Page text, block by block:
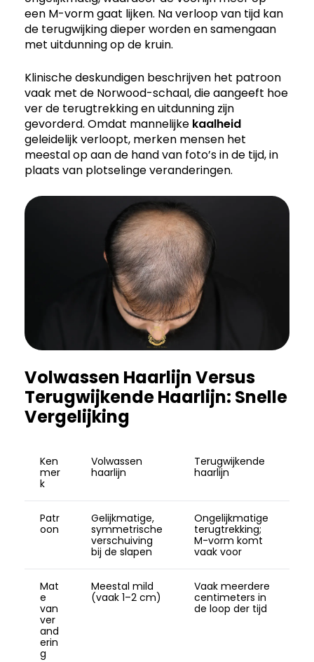
een M-vorm gaat lijken. Na verloop van tijd kan
de terugwijking dieper worden en samengaan
met uitdunning op de kruin.
Klinische deskundigen beschrijven het patroon
vaak met de Norwood-schaal, die aangeeft hoe
ver de terugtrekking en uitdunning zijn
gevorderd. Omdat mannelijke kaalheid
geleidelijk verloopt, merken mensen het
meestal op aan de hand van foto’s in de tijd, in
plaats van plotselinge veranderingen.
Volwassen Haarlijn Versus
Terugwijkende Haarlijn: Snelle
Vergelijking
Ken
mer
k
Volwassen
haarlijn
Terugwijkende
haarlijn
Patr
oon
Gelijkmatige,
symmetrische
verschuiving
bij de slapen
Ongelijkmatige
terugtrekking;
M-vorm komt
vaak voor
Mat
e
van
ver
and
erin
g
Meestal mild
(vaak 1–2 cm)
Vaak meerdere
centimeters in
de loop der tijd